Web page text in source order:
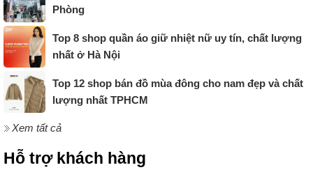
Phòng
Top 8 shop quần áo giữ nhiệt nữ uy tín, chất lượng
nhất ở Hà Nội
Top 12 shop bán đồ mùa đông cho nam đẹp và chất
lượng nhất TPHCM
Xem tất cả
Hỗ trợ khách hàng